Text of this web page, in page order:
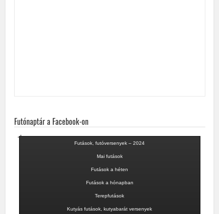
Futónaptár a Facebook-on
Futások, futóversenyek – 2024
Mai futások
Futások a héten
Futások a hónapban
Terepfutások
Kutyás futások, kutyabarát versenyek